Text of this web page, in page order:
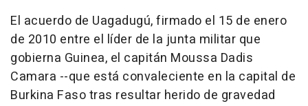
El acuerdo de Uagadugú, firmado el 15 de enero
de 2010 entre el líder de la junta militar que
gobierna Guinea, el capitán Moussa Dadis
Camara --que está convaleciente en la capital de
Burkina Faso tras resultar herido de gravedad